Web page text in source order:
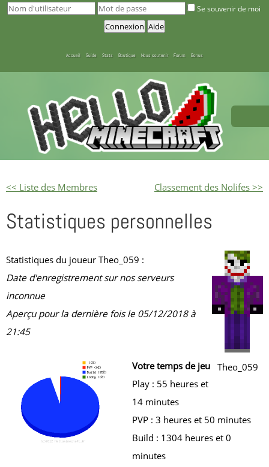
Se souvenir de moi
Accueil Guide Stats Boutique Nous soutenir Forum Bonus
<< Liste des Membres Classement des Nolifes >>
Statistiques personnelles
Theo_059
Statistiques du joueur Theo_059 :
Date d'enregistrement sur nos serveurs
inconnue
Aperçu pour la dernière fois le 05/12/2018 à
21:45
Votre temps de jeu
Play : 55 heures et
14 minutes
PVP : 3 heures et 50 minutes
Build : 1304 heures et 0
minutes